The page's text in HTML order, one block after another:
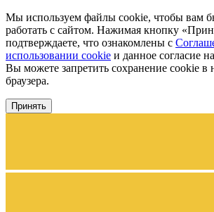
Мы используем файлы cookie, чтобы вам
работать с сайтом. Нажимая кнопку
подтверждаете, что ознакомлены с
использовании cookie и данное согласие
Вы можете запретить сохранение cookie в
браузера.
Принять